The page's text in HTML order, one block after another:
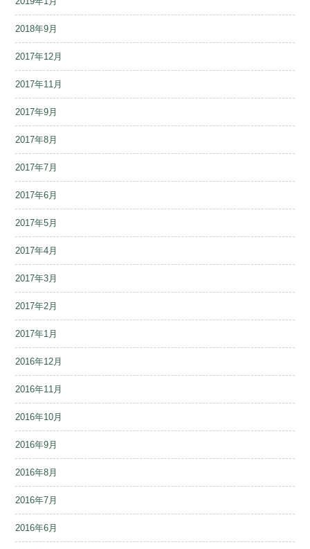
2018年9月
2017年12月
2017年11月
2017年9月
2017年8月
2017年7月
2017年6月
2017年5月
2017年4月
2017年3月
2017年2月
2017年1月
2016年12月
2016年11月
2016年10月
2016年9月
2016年8月
2016年7月
2016年6月